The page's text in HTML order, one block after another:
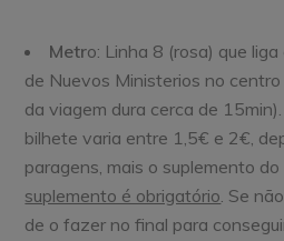
Metro: Linha 8 (rosa) que
de Nuevos Ministerios no
da viagem dura cerca de
bilhete varia entre 1,5€ e 2€,
paragens, mais o suplemento
suplemento é obrigatório. Se
de o fazer no final para